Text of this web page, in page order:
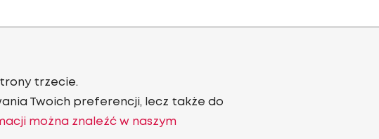
trzecie.
Twoich preferencji, lecz także do
można znaleźć w naszym